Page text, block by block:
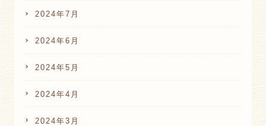
2024年7月
2024年6月
2024年5月
2024年4月
2024年3月